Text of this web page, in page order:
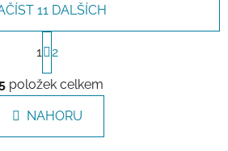
Ovládací prvky výpisu
11 DALŠÍCH
1 2
položek celkem
NAHORU